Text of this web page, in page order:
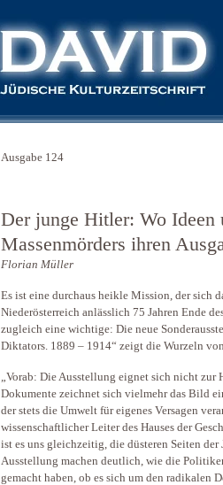
Ausgabe 124
Der junge Hitler: Wo Ideen
Massenmörders ihren
Florian Müller
Es ist eine durchaus heikle Mission, der sich
Niederösterreich anlässlich 75 Jahren Ende
zugleich eine wichtige: Die neue
Diktators. 1889 – 1914“ zeigt die Wurzeln
„Vorab: Die Ausstellung eignet sich nicht zur
Dokumente zeichnet sich vielmehr das Bild
der stets die Umwelt für eigenes Versagen
wissenschaftlicher Leiter des Hauses der
ist es uns gleichzeitig, die düsteren Seiten
Ausstellung machen deutlich, wie die
gemacht haben, ob es sich um den radikalen